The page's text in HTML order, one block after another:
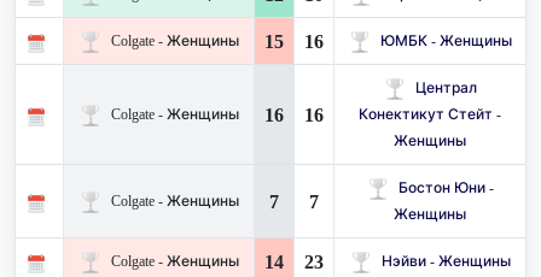
Colgate - Женщины 15 16 ЮМБК - Женщины
Colgate - Женщины 16 16
Централ
Конектикут Стейт -
Женщины
Colgate - Женщины 7 7
Бостон Юни -
Женщины
Colgate - Женщины 14 23 Нэйви - Женщины